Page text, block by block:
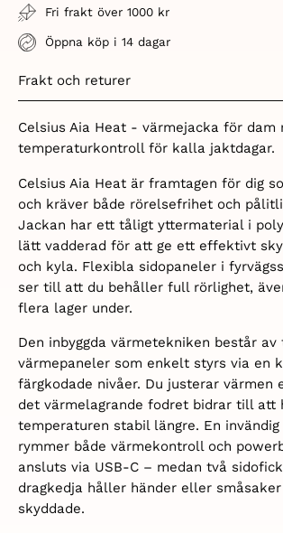
Fri frakt över 1000 kr
Öppna köp i 14 dagar
Frakt och returer
Celsius Aia Heat - värmejacka för dam
temperaturkontroll för kalla jaktdagar.
Celsius Aia Heat är framtagen för dig
och kräver både rörelsefrihet och
Jackan har ett tåligt yttermaterial i
lätt vadderad för att ge ett effektivt
och kyla. Flexibla sidopaneler i
ser till att du behåller full rörlighet,
flera lager under.
Den inbyggda värmetekniken består
värmepaneler som enkelt styrs via en
färgkodade nivåer. Du justerar värmen
det värmelagrande fodret bidrar till att
temperaturen stabil längre. En
rymmer både värmekontroll och
ansluts via USB-C – medan två
dragkedja håller händer eller
skyddade.